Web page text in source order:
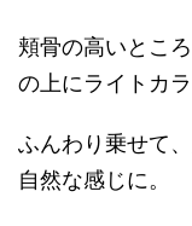
頬骨の高いとこ
の上にライトカ
ふんわり乗せて
自然な感じに。